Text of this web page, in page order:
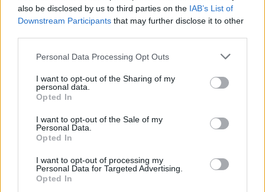
also be disclosed by us to third parties on the IAB’s List of
Downstream Participants that may further disclose it to other
Personal Data Processing Opt Outs
I want to opt-out of the Sharing of my
personal data.
Opted In
I want to opt-out of the Sale of my
Personal Data.
Opted In
I want to opt-out of processing my
Personal Data for Targeted Advertising.
Opted In